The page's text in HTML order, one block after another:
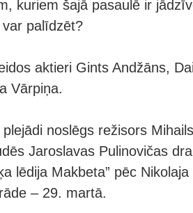
kuriem šajā pasaulē ir
palīdzēt?
aktieri Gints Andžāns,
Vārpiņa.
noslēgs režisors
Jaroslavas Pulinovičas
lēdija Makbeta” pēc
– 29. martā.